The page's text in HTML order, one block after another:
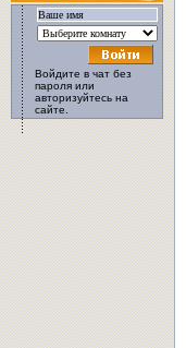
Войдите в чат без
пароля или
авторизуйтесь на
сайте.